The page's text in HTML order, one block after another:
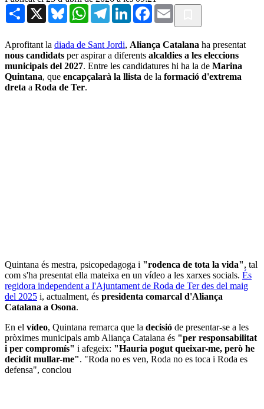
Share X BlueskyWhatsAppTelegramLinkedInFacebook
Email
Aprofitant la diada de Sant Jordi, Aliança Catalana ha presentat
nous candidats per aspirar a diferents alcaldies a les eleccions
municipals del 2027. Entre les candidatures hi ha la de Marina
Quintana, que encapçalarà la llista de la formació d'extrema
dreta a Roda de Ter.
Quintana és mestra, psicopedagoga i "rodenca de tota la vida", tal
com s'ha presentat ella mateixa en un vídeo a les xarxes socials. És
regidora independent a l'Ajuntament de Roda de Ter des del maig
del 2025 i, actualment, és presidenta comarcal d'Aliança
Catalana a Osona.
En el vídeo, Quintana remarca que la decisió de presentar-se a les
pròximes municipals amb Aliança Catalana és "per responsabilitat
i per compromís" i afegeix: "Hauria pogut queixar-me, però he
decidit mullar-me". "Roda no es ven, Roda no es toca i Roda es
defensa", conclou